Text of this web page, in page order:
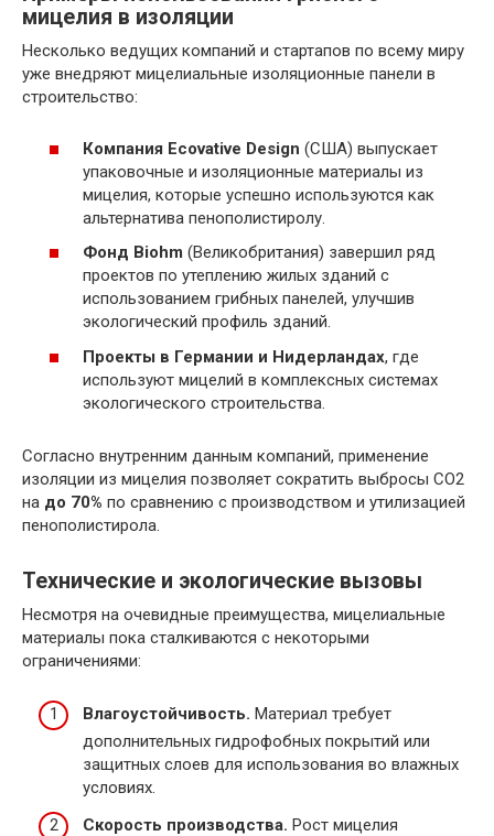
мицелия в изоляции
Несколько ведущих компаний и стартапов по всему миру
уже внедряют мицелиальные изоляционные панели в
строительство:
Компания Ecovative Design (США) выпускает
упаковочные и изоляционные материалы из
мицелия, которые успешно используются как
альтернатива пенополистиролу.
Фонд Biohm (Великобритания) завершил ряд
проектов по утеплению жилых зданий с
использованием грибных панелей, улучшив
экологический профиль зданий.
Проекты в Германии и Нидерландах, где
используют мицелий в комплексных системах
экологического строительства.
Согласно внутренним данным компаний, применение
изоляции из мицелия позволяет сократить выбросы CO2
на до 70% по сравнению с производством и утилизацией
пенополистирола.
Технические и экологические вызовы
Несмотря на очевидные преимущества, мицелиальные
материалы пока сталкиваются с некоторыми
ограничениями:
Влагоустойчивость. Материал требует
дополнительных гидрофобных покрытий или
защитных слоев для использования во влажных
условиях.
Скорость производства. Рост мицелия